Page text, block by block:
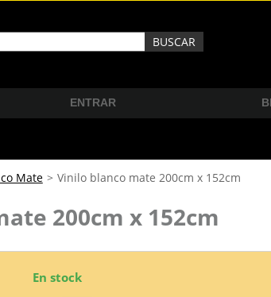
ENTRAR
Mate > Vinilo blanco mate 200cm x 152cm
200cm x 152cm
En stock